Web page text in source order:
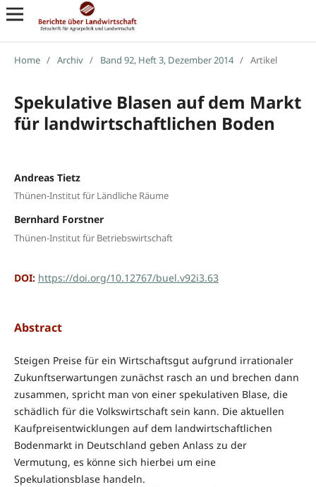
Home / Archiv / Band 92, Heft 3, Dezember 2014 / Artikel
Spekulative Blasen auf dem Markt
für landwirtschaftlichen Boden
Andreas Tietz
Thünen-Institut für Ländliche Räume
Bernhard Forstner
Thünen-Institut für Betriebswirtschaft
DOI: https://doi.org/10.12767/buel.v92i3.63
Abstract
Steigen Preise für ein Wirtschaftsgut aufgrund irrationaler
Zukunftserwartungen zunächst rasch an und brechen dann
zusammen, spricht man von einer spekulativen Blase, die
schädlich für die Volkswirtschaft sein kann. Die aktuellen
Kaufpreisentwicklungen auf dem landwirtschaftlichen
Bodenmarkt in Deutschland geben Anlass zu der
Vermutung, es könne sich hierbei um eine
Spekulationsblase handeln.